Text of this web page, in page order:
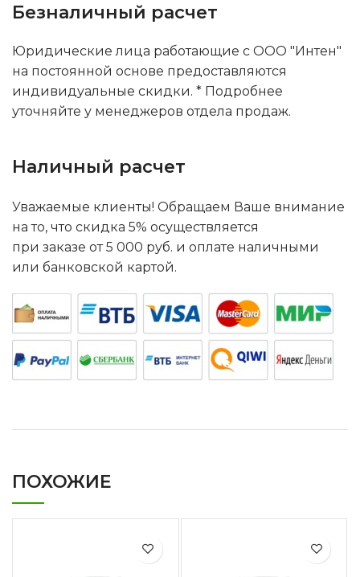
Безналичный расчет
Юридические лица работающие с ООО "Интен"
на постоянной основе предоставляются
индивидуальные скидки. * Подробнее
уточняйте у менеджеров отдела продаж.
Наличный расчет
Уважаемые клиенты! Обращаем Ваше внимание
на то, что скидка 5% осуществляется
при заказе от 5 000 руб. и оплате наличными
или банковской картой.
ПОХОЖИЕ